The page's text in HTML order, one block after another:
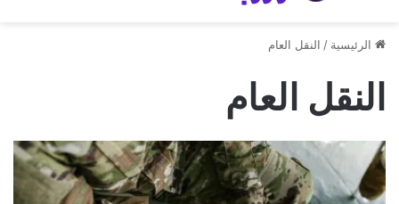
الرئيسية / النقل العام
النقل العام